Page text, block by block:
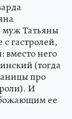
Татьяны
с гастролей,
вместо него
(тогда
про
И
ее